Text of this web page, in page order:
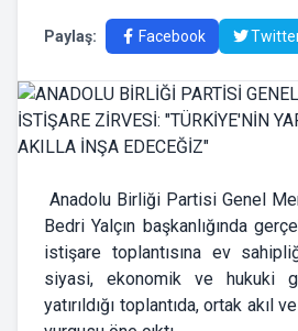
Paylaş: Facebook
Anadolu Birliği Partisi Genel
Bedri Yalçın başkanlığında
istişare toplantısına ev
siyasi, ekonomik ve hukuki
yatırıldığı toplantıda, ortak akıl